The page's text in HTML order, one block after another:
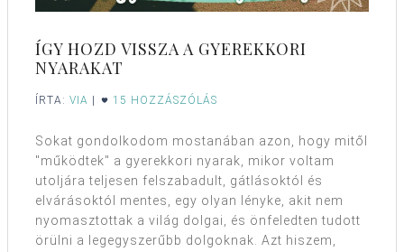
ÍGY HOZD VISSZA A GYEREKKORI
NYARAKAT
ÍRTA: VIA 15 HOZZÁSZÓLÁS
Sokat gondolkodom mostanában azon, hogy mitől
"működtek" a gyerekkori nyarak, mikor voltam
utoljára teljesen felszabadult, gátlásoktól és
elvárásoktól mentes, egy olyan lényke, akit nem
nyomasztottak a világ dolgai, és önfeledten tudott
örülni a legegyszerűbb dolgoknak. Azt hiszem,